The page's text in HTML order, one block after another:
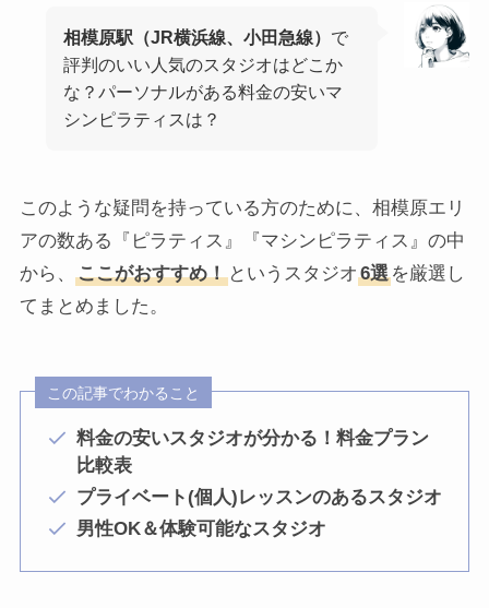
相模原駅（JR横浜線、小田急線） で
評判のいい人気のスタジオはどこか
な？パーソナルがある料金の安いマ
シンピラティスは？
このような疑問を持っている方のために、相模原エリ
アの数ある『ピラティス』『マシンピラティス』の中
から、
ここがおすすめ！というスタジオ 6選を厳選し
てまとめました。
この記事でわかること
料金の安いスタジオが分かる！料金プラン
比較表
プライベート(個人)レッスンのあるスタジオ
男性OK＆体験可能なスタジオ